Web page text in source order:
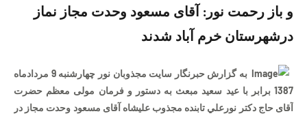
و باز رحمت نور: آقای مسعود وحدت مجاز نماز
درشهرستان خرم آباد شدند
به گزارش حبرنگار سایت مجذوبان نور چهارشنبه 9 مردادماه
1387 برابر با عید سعید مبعث به دستور و فرمان مولی معظم حضرت
آقای حاج دكتر نورعلي تابنده مجذوب عليشاه آقای مسعود وحدت مجاز در